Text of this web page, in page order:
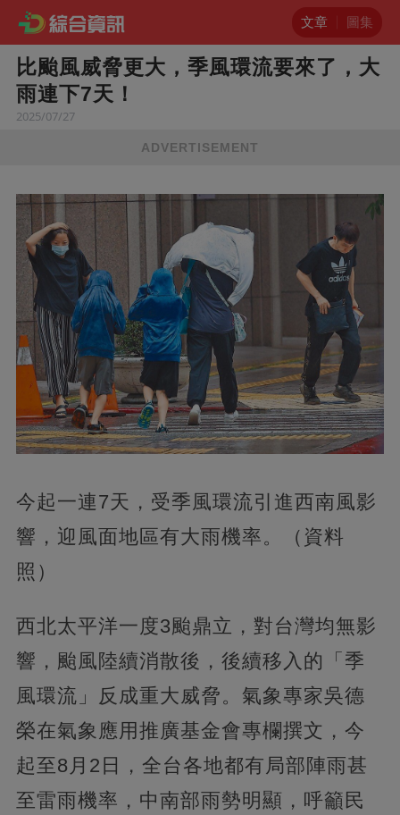
文章 圖集
比颱風威脅更大，季風環流要來了，大
雨連下7天！
2025/07/27
ADVERTISEMENT
今起一連7天，受季風環流引進西南風影
響，迎風面地區有大雨機率。（資料
照）
西北太平洋一度3颱鼎立，對台灣均無影
響，颱風陸續消散後，後續移入的「季
風環流」反成重大威脅。氣象專家吳德
榮在氣象應用推廣基金會專欄撰文，今
起至8月2日，全台各地都有局部陣雨甚
至雷雨機率，中南部雨勢明顯，呼籲民